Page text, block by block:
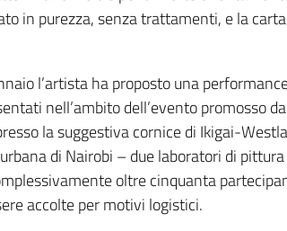
in purezza, senza trattamenti, e la
l’artista ha proposto una
nell’ambito dell’evento promosso
la suggestiva cornice di Ikigai-
di Nairobi – due laboratori di
oltre cinquanta
accolte per motivi logistici.